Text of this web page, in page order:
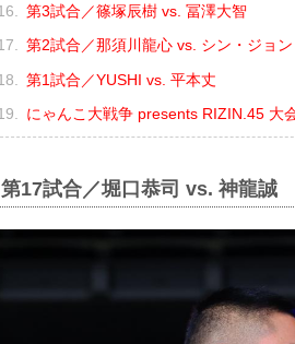
第3試合／篠塚辰樹 vs. 冨澤大智
第2試合／那須川龍心 vs. シン・ジョン
第1試合／YUSHI vs. 平本丈
にゃんこ大戦争 presents RIZIN.45 大
第17試合／堀口恭司 vs. 神龍誠